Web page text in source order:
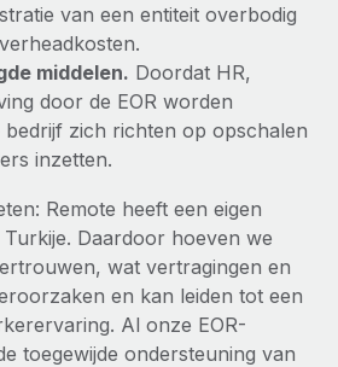
van een entiteit overbodig
middelen. Doordat HR,
door de EOR worden
bedrijf zich richten op opschalen
inzetten.
Remote heeft een eigen
Daardoor hoeven we
wat vertragingen en
en kan leiden tot een
Al onze EOR-
toegewijde ondersteuning van